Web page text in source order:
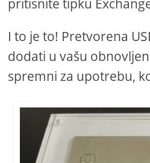
pritisnite tipku
I to je to! Pretvorena
dodati u vašu
spremni za upotrebu,